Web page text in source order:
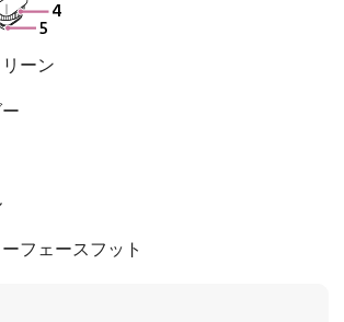
ーン
フェースフット